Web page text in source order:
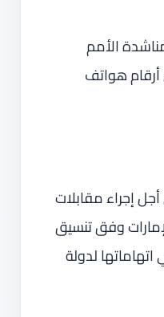
القطرية مناشدة الأمم
هواتف
إجراء مقابلات
وفق تنسيق
لدولة